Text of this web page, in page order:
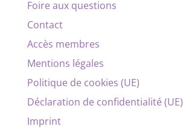
Foire aux questions
Contact
Accès membres
Mentions légales
Politique de cookies (UE)
Déclaration de confidentialité (UE)
Imprint